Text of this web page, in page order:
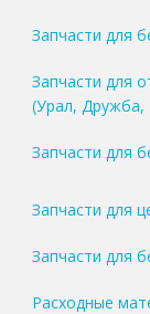
Запчасти для
Запчасти для
(Урал, Дружба,
Запчасти для
Запчасти для
Запчасти для
Расходные